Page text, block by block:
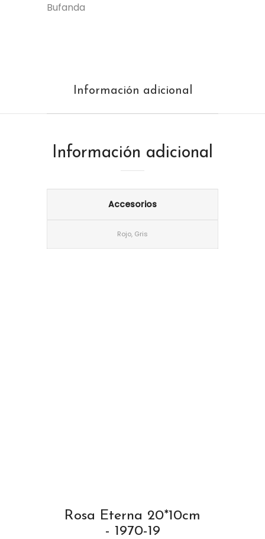
Bufanda
Información adicional
Información adicional
Accesorios
Rojo, Gris
Rosa Eterna 20*10cm
- 1970-19